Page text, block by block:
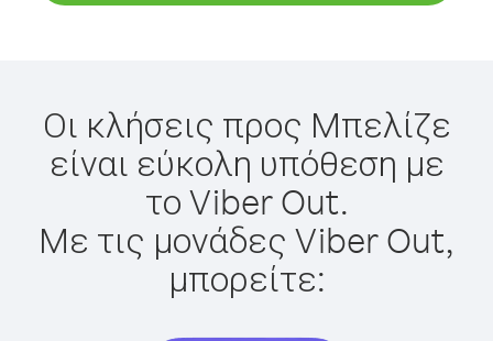
Οι κλήσεις προς Μπελίζε
είναι εύκολη υπόθεση με
το Viber Out.
Με τις μονάδες Viber Out,
μπορείτε: